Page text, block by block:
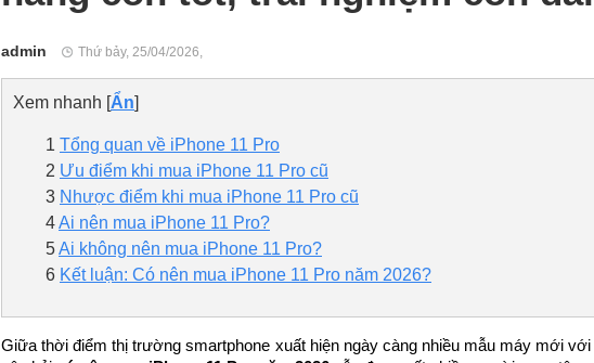
admin Thứ bảy, 25/04/2026,
Xem nhanh [Ẩn]
1 Tổng quan về iPhone 11 Pro
2 Ưu điểm khi mua iPhone 11 Pro cũ
3 Nhược điểm khi mua iPhone 11 Pro cũ
4Ai nên mua iPhone 11 Pro?
5Ai không nên mua iPhone 11 Pro?
6 Kết luận: Có nên mua iPhone 11 Pro năm 2026?
Giữa thời điểm thị trường smartphone xuất hiện ngày càng nhiều mẫu máy mới với